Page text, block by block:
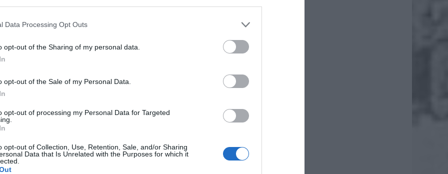
Data Processing Opt Outs
opt-out of the Sharing of my personal data.
opt-out of the Sale of my Personal Data.
opt-out of processing my Personal Data for Targeted
opt-out of Collection, Use, Retention, Sale, and/or Sharing
Data that Is Unrelated with the Purposes for which it
Próchnik złożył w Warszawie wniosek o restrukturyzację w postępowaniu
o upadłość.